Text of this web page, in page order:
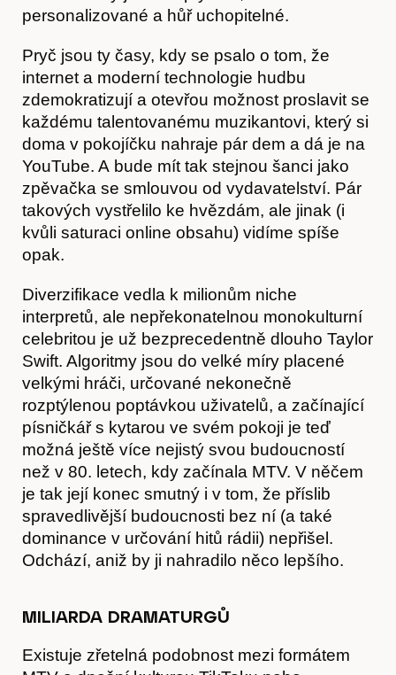
Kontakt
personalizované a hůř uchopitelné.
Pryč jsou ty časy, kdy se psalo o tom, že
internet a moderní technologie hudbu
zdemokratizují a otevřou možnost proslavit se
každému talentovanému muzikantovi, který si
doma v pokojíčku nahraje pár dem a dá je na
YouTube. A bude mít tak stejnou šanci jako
zpěvačka se smlouvou od vydavatelství. Pár
takových vystřelilo ke hvězdám, ale jinak (i
kvůli saturaci online obsahu) vidíme spíše
opak.
Diverzifikace vedla k milionům niche
interpretů, ale nepřekonatelnou monokulturní
celebritou je už bezprecedentně dlouho Taylor
Swift. Algoritmy jsou do velké míry placené
velkými hráči, určované nekonečně
rozptýlenou poptávkou uživatelů, a začínající
písničkář s kytarou ve svém pokoji je teď
možná ještě více nejistý svou budoucností
než v 80. letech, kdy začínala MTV. V něčem
je tak její konec smutný i v tom, že příslib
spravedlivější budoucnosti bez ní (a také
dominance v určování hitů rádii) nepřišel.
Odchází, aniž by ji nahradilo něco lepšího.
MILIARDA DRAMATURGŮ
Existuje zřetelná podobnost mezi formátem